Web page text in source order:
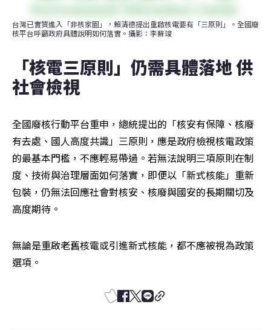
台灣已實質進入「非核家園」，賴清德提出重啟核電要有「三原則」。全國廢
核平台呼籲政府具體說明如何落實。攝影：李蘇竣
「核電三原則」仍需具體落地 供
社會檢視
全國廢核行動平台重申，總統提出的「核安有保障、核廢
有去處、國人高度共識」三原則，應是政府檢視核電政策
的最基本門檻，不應輕易帶過。若無法說明三項原則在制
度、技術與治理層面如何落實，即便以「新式核能」重新
包裝，仍無法回應社會對核安、核廢與國安的長期關切及
高度期待。
無論是重啟老舊核電或引進新式核能，都不應被視為政策
選項。